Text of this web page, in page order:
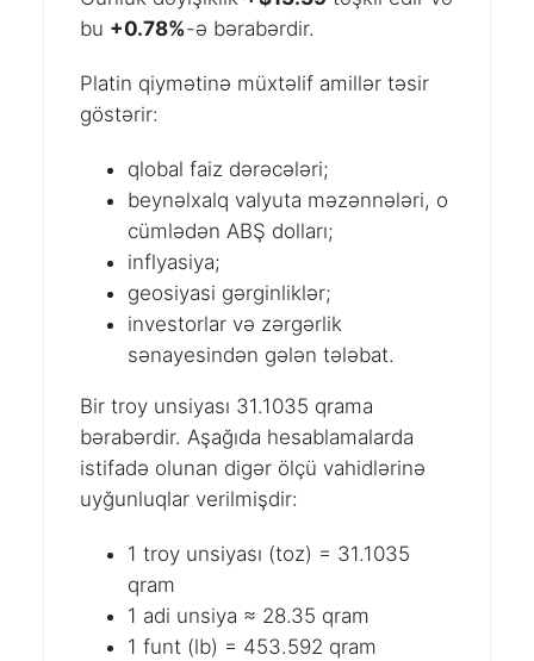
bu +0.78%-ə bərabərdir.
Platin qiymətinə müxtəlif amillər təsir
göstərir:
qlobal faiz dərəcələri;
beynəlxalq valyuta məzənnələri, o
cümlədən ABŞ dolları;
inflyasiya;
geosiyasi gərginliklər;
investorlar və zərgərlik
sənayesindən gələn tələbat.
Bir troy unsiyası 31.1035 qrama
bərabərdir. Aşağıda hesablamalarda
istifadə olunan digər ölçü vahidlərinə
uyğunluqlar verilmişdir:
1 troy unsiyası (toz) = 31.1035
qram
1 adi unsiya ≈ 28.35 qram
1 funt (lb) = 453.592 qram